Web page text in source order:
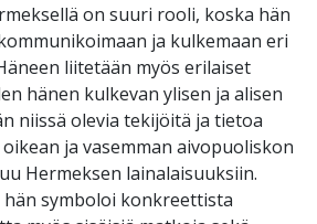
on suuri rooli, koska hän
ja kulkemaan eri
liitetään myös erilaiset
hänen kulkevan ylisen ja alisen
niissä olevia tekijöitä ja tietoa
ja vasemman aivopuoliskon
Hermeksen lainalaisuuksiin.
symboloi konkreettista